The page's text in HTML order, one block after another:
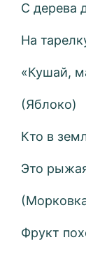
С дерева
На
«Кушай,
(Яблоко)
Кто в
Это
Фрукт